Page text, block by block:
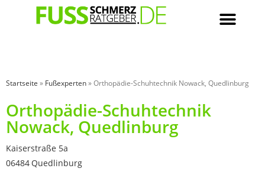
Startseite » Fußexperten»Orthopädie-Schuhtechnik Nowack, Quedlinburg
Orthopädie-Schuhtechnik
Nowack, Quedlinburg
Kaiserstraße 5a
06484 Quedlinburg